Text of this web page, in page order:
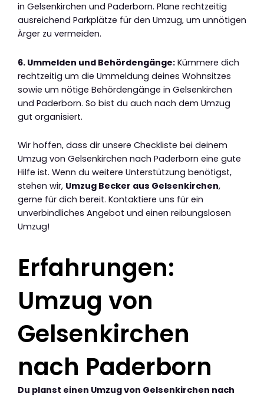
in Gelsenkirchen und Paderborn. Plane rechtzeitig
ausreichend Parkplätze für den Umzug, um unnötigen
Ärger zu vermeiden.
6. Ummelden und Behördengänge: Kümmere dich
rechtzeitig um die Ummeldung deines Wohnsitzes
sowie um nötige Behördengänge in Gelsenkirchen
und Paderborn. So bist du auch nach dem Umzug
gut organisiert.
Wir hoffen, dass dir unsere Checkliste bei deinem
Umzug von Gelsenkirchen nach Paderborn eine gute
Hilfe ist. Wenn du weitere Unterstützung benötigst,
stehen wir, Umzug Becker aus Gelsenkirchen,
gerne für dich bereit. Kontaktiere uns für ein
unverbindliches Angebot und einen reibungslosen
Umzug!
Erfahrungen:
Umzug von
Gelsenkirchen
nach Paderborn
Du planst einen Umzug von Gelsenkirchen nach